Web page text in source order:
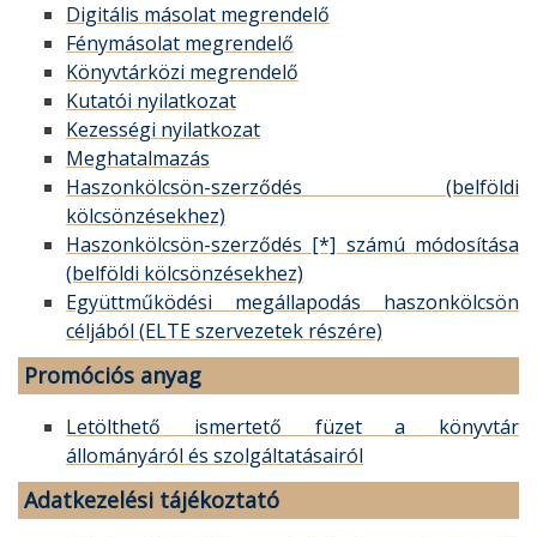
Digitális másolat megrendelő
Fénymásolat megrendelő
Könyvtárközi megrendelő​​​​
Kutatói nyilatkozat
Kezességi nyilatkozat
Meghatalmazás
Haszonkölcsön-szerződés (belföldi
kölcsönzésekhez)
Haszonkölcsön-szerződés [*] számú módosítása
(belföldi kölcsönzésekhez)
Együttműködési megállapodás haszonkölcsön
céljából (ELTE szervezetek részére)
Promóciós anyag
Letölthető ismertető füzet a könyvtár
állományáról és szolgáltatásairól
Adatkezelési tájékoztató